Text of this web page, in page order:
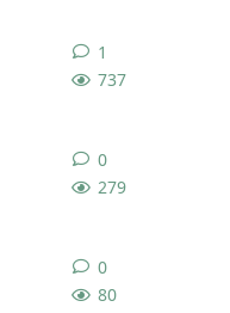
737
1
279
0
80
0